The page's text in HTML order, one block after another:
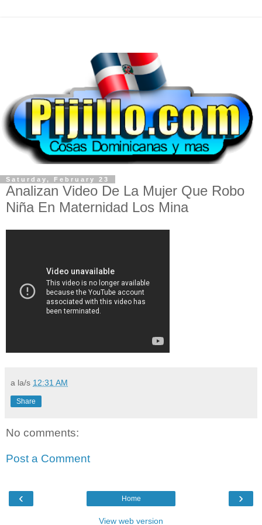
Saturday, February 23
Analizan Video De La Mujer Que Robo
Niña En Maternidad Los Mina
a la/s 12:31 AM
Share
No comments:
Post a Comment
‹ ›
Home
View web version